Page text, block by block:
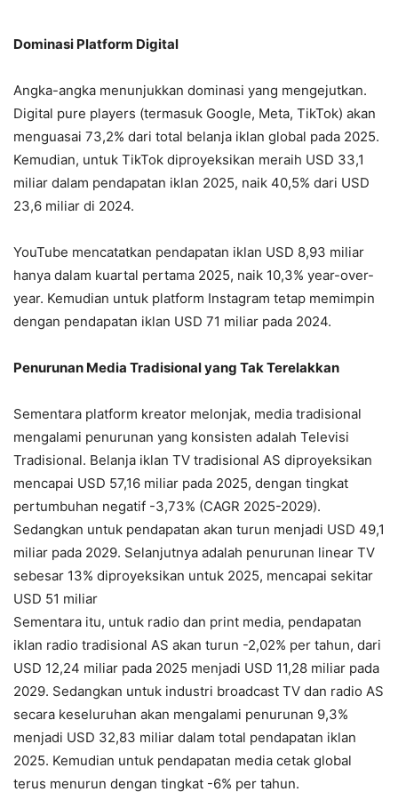
Dominasi Platform Digital
Angka-angka menunjukkan dominasi yang mengejutkan.
Digital pure players (termasuk Google, Meta, TikTok) akan
menguasai 73,2% dari total belanja iklan global pada 2025.
Kemudian, untuk TikTok diproyeksikan meraih USD 33,1
miliar dalam pendapatan iklan 2025, naik 40,5% dari USD
23,6 miliar di 2024.
YouTube mencatatkan pendapatan iklan USD 8,93 miliar
hanya dalam kuartal pertama 2025, naik 10,3% year-over-
year. Kemudian untuk platform Instagram tetap memimpin
dengan pendapatan iklan USD 71 miliar pada 2024.
Penurunan Media Tradisional yang Tak Terelakkan
Sementara platform kreator melonjak, media tradisional
mengalami penurunan yang konsisten adalah Televisi
Tradisional. Belanja iklan TV tradisional AS diproyeksikan
mencapai USD 57,16 miliar pada 2025, dengan tingkat
pertumbuhan negatif -3,73% (CAGR 2025-2029).
Sedangkan untuk pendapatan akan turun menjadi USD 49,1
miliar pada 2029. Selanjutnya adalah penurunan linear TV
sebesar 13% diproyeksikan untuk 2025, mencapai sekitar
USD 51 miliar
Sementara itu, untuk radio dan print media, pendapatan
iklan radio tradisional AS akan turun -2,02% per tahun, dari
USD 12,24 miliar pada 2025 menjadi USD 11,28 miliar pada
2029. Sedangkan untuk industri broadcast TV dan radio AS
secara keseluruhan akan mengalami penurunan 9,3%
menjadi USD 32,83 miliar dalam total pendapatan iklan
2025. Kemudian untuk pendapatan media cetak global
terus menurun dengan tingkat -6% per tahun.